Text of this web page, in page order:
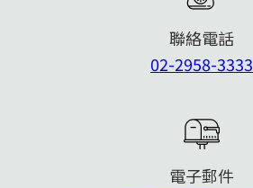
聯絡電話
02-2958-3333
電子郵件